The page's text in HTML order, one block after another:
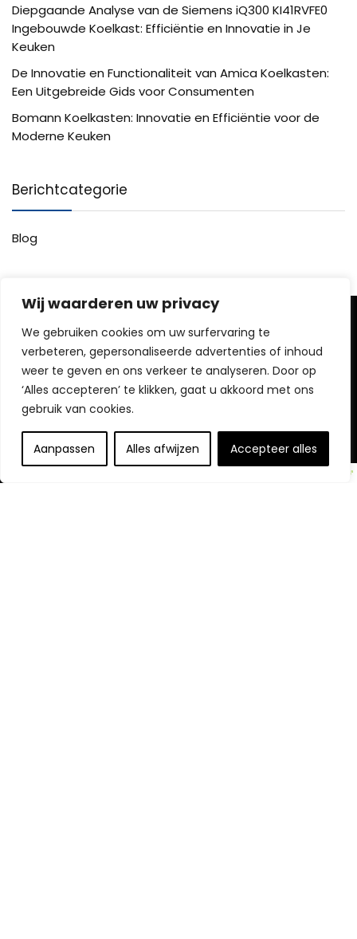
Wij waarderen uw privacy
We gebruiken cookies om uw surfervaring te
verbeteren, gepersonaliseerde advertenties of inhoud
weer te geven en ons verkeer te analyseren. Door op
‘Alles accepteren’ te klikken, gaat u akkoord met ons
gebruik van cookies.
Aanpassen Alles afwijzen Accepteer alles
Diepgaande Analyse van de Siemens iQ300 KI41RVFE0
Ingebouwde Koelkast: Efficiëntie en Innovatie in Je
Keuken
De Innovatie en Functionaliteit van Amica Koelkasten:
Een Uitgebreide Gids voor Consumenten
Bomann Koelkasten: Innovatie en Efficiëntie voor de
Moderne Keuken
Berichtcategorie
Blog
Over ons
Welkom bij TopKoelkastKopen.nl, uw specialist in
koeloplossingen! Ontdek ons uitgebreide assortiment aan
koelkasten, zorgvuldig geselecteerd om uw ruimte te
voorzien van efficiëntie en moderniteit. Met innovatieve
diverse huishoudelijke behoeften. Verbeter de functionaliteit